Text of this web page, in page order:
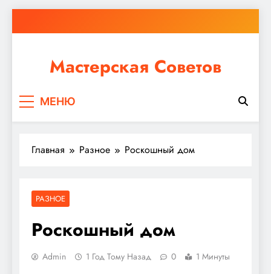
к
Мастерская Советов
ремонт или крупное строительство, в Мастерской
МЕНЮ
Главная Разное Роскошный дом
РАЗНОЕ
Роскошный дом
Admin 1 Год Тому Назад 0 1 Минуты